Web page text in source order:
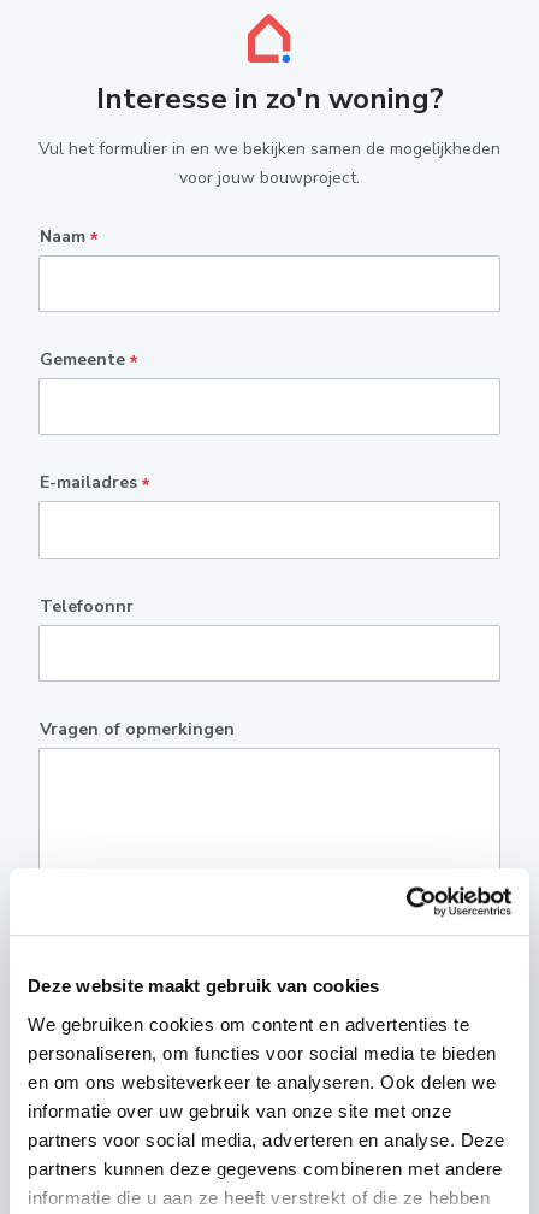
Deze website maakt gebruik van cookies
We gebruiken cookies om content en advertenties te
personaliseren, om functies voor social media te bieden
en om ons websiteverkeer te analyseren. Ook delen we
informatie over uw gebruik van onze site met onze
partners voor social media, adverteren en analyse. Deze
partners kunnen deze gegevens combineren met andere
informatie die u aan ze heeft verstrekt of die ze hebben
Interesse in zo'n woning?
Vul het formulier in en we bekijken samen de mogelijkheden
voor jouw bouwproject.
Naam *
Gemeente *
E-mailadres *
Telefoonnr
Vragen of opmerkingen
Versturen
Bij het invullen van dit formulier gebruiken we je gegevens
enkel om gevolg te geven aan je vraag of opmerking. Bekijk
ons volledig
privacybeleid.